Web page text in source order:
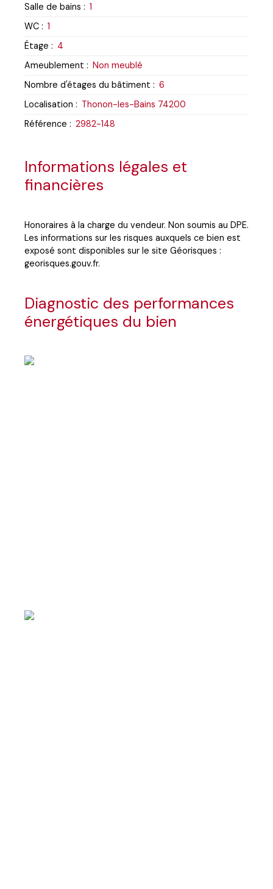
Salle de bains : 1
WC : 1
Étage : 4
Ameublement : Non meublé
Nombre d'étages du bâtiment : 6
Localisation : Thonon-les-Bains 74200
Référence : 2982-148
Informations légales et
financières
Honoraires à la charge du vendeur. Non soumis au DPE.
Les informations sur les risques auxquels ce bien est
exposé sont disponibles sur le site Géorisques :
georisques.gouv.fr.
Diagnostic des performances
énergétiques du bien